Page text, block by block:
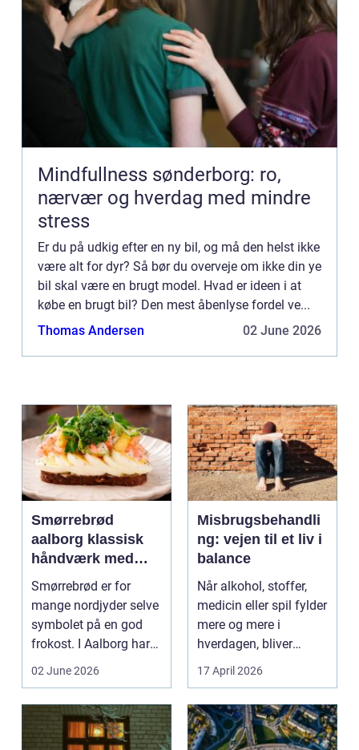
Mindfullness sønderborg: ro,
nærvær og hverdag med mindre
stress
Er du på udkig efter en ny bil, og må den helst ikke
være alt for dyr? Så bør du overveje om ikke din ye
bil skal være en brugt model. Hvad er ideen i at
købe en brugt bil? Den mest åbenlyse fordel ve...
Thomas Andersen
02 June 2026
Smørrebrød
aalborg klassisk
håndværk med
moderne twist
Smørrebrød er for
mange nordjyder selve
symbolet på en god
frokost. I Aalborg har
den klassiske spis...
02 June 2026
Misbrugsbehandli
ng: vejen til et liv i
balance
Når alkohol, stoffer,
medicin eller spil fylder
mere og mere i
hverdagen, bliver
grænsen...
17 April 2026